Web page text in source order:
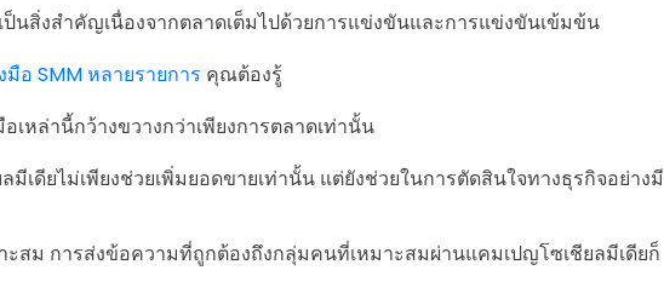
นสิ่งสำคัญเนื่องจากตลาดเต็มไปด้วยการแข่งขันและการแข่งขันเข้มข้น
อ SMM หลายรายการ คุณต้องรู้
เหล่านี้กว้างขวางกว่าเพียงการตลาดเท่านั้น
มีเดียไม่เพียงช่วยเพิ่มยอดขายเท่านั้น แต่ยังช่วยในการตัดสินใจทางธุรกิจอย่างมี
ะสม การส่งข้อความที่ถูกต้องถึงกลุ่มคนที่เหมาะสมผ่านแคมเปญโซเชียลมีเดียก็